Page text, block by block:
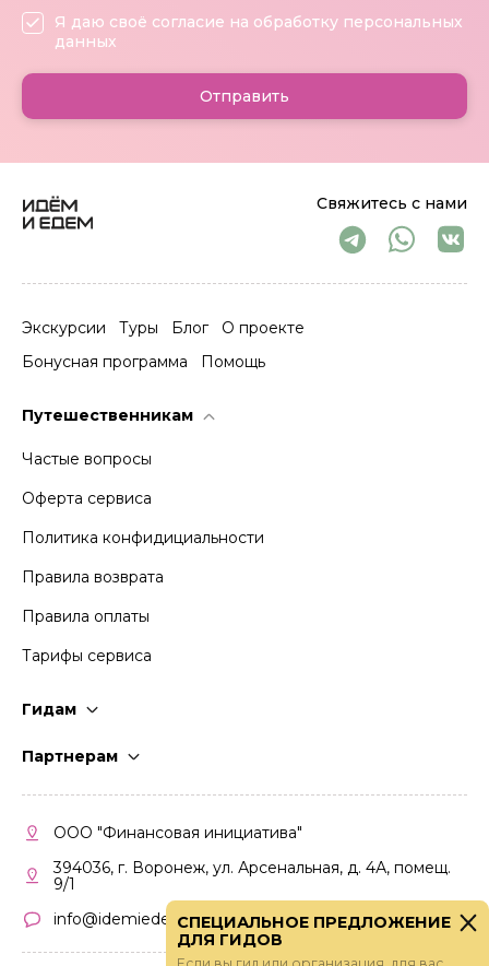
Свяжитесь с нами
Экскурсии Туры Блог
О проекте
Бонусная программа
Помощь
Путешественникам
Частые вопросы
Оферта сервиса
Политика конфидициальности
Правила возврата
Правила оплаты
Тарифы сервиса
Гидам
Партнерам
Кабинет партнера
Правила участия
ООО "Финансовая инициатива"
394036, г. Воронеж, ул. Арсенальная, д. 4А, помещ.
9/1
info@idemiedem.ru
Я даю своё согласие на обработку персональных
данных
Отправить
СПЕЦИАЛЬНОЕ ПРЕДЛОЖЕНИЕ
ДЛЯ ГИДОВ